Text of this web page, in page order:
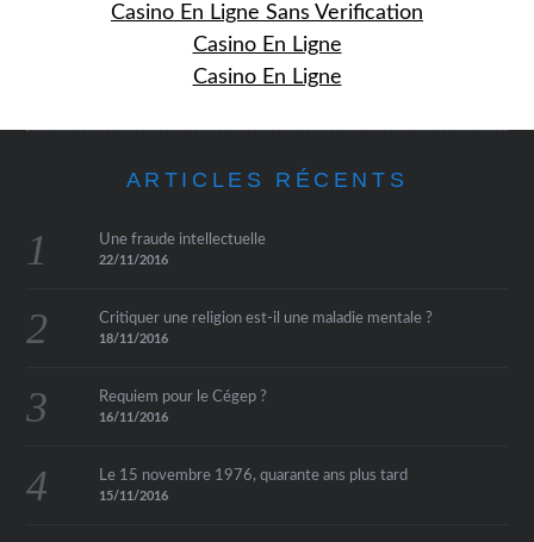
Casino En Ligne Sans Verification
Casino En Ligne
Casino En Ligne
ARTICLES RÉCENTS
Une fraude intellectuelle
22/11/2016
Critiquer une religion est-il une maladie mentale ?
18/11/2016
Requiem pour le Cégep ?
16/11/2016
Le 15 novembre 1976, quarante ans plus tard
15/11/2016